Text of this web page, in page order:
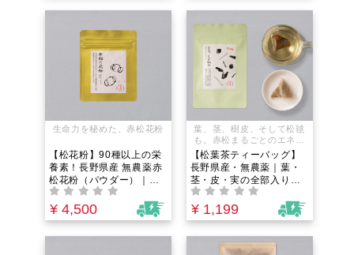
生命力を秘めた、赤松花粉
【松花粉】90種以上の栄
養素！長野県産 無農薬赤
松花粉（パウダー）｜ア
ミノ酸スコア100の「食
べる美容液」。必須アミ
ノ酸・亜鉛・ビタミン含
¥ 4,500
葉、茎、樹皮、そして松毬
も。赤松まるごとのエネル
ギーを一杯に。
【松葉茶ティーバッグ】
長野県産・無農薬｜葉・
茎・皮・実の全部入り！
お湯を注ぐだけ。デトッ
クスの葉と防御の樹皮を
一度に摂る「野生のブレ
¥ 1,199